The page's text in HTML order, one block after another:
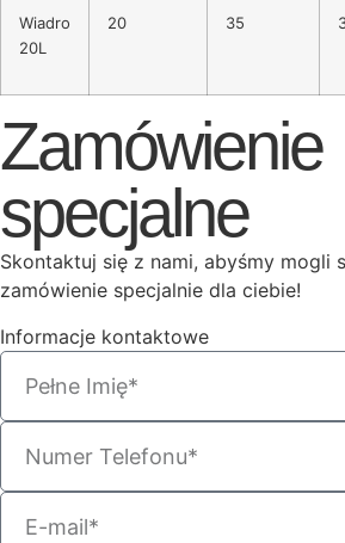
Wiadro
20L
20 35
Zamówienie
specjalne
Skontaktuj się z nami, abyśmy mogli
zamówienie specjalnie dla ciebie!
Informacje kontaktowe